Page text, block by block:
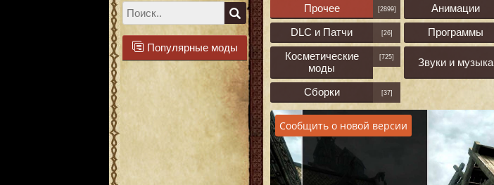
Популярные моды
Прочее [2899] Анимации
DLC и Патчи [26] Программы
Косметические
моды
[725] Звуки и музыка
Сборки [37]
Сообщить о новой версии